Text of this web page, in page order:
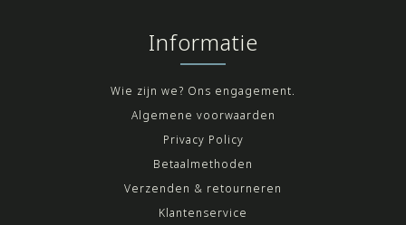
Informatie
Wie zijn we? Ons engagement.
Algemene voorwaarden
Privacy Policy
Betaalmethoden
Verzenden & retourneren
Klantenservice